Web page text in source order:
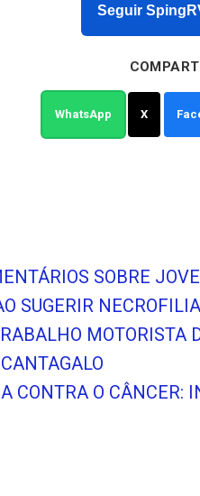
Seguir
WhatsApp X
SOBRE
SUGERIR NECROFILIA
MOTORISTA
CONTRA O CÂNCER: